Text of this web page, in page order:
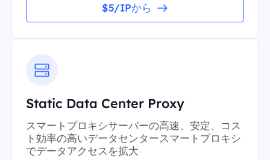
$5/IPから
Static Data Center Proxy
スマートプロキシサーバーの高速、安定、コス
ト効率の高いデータセンタースマートプロキシ
でデータアクセスを拡大